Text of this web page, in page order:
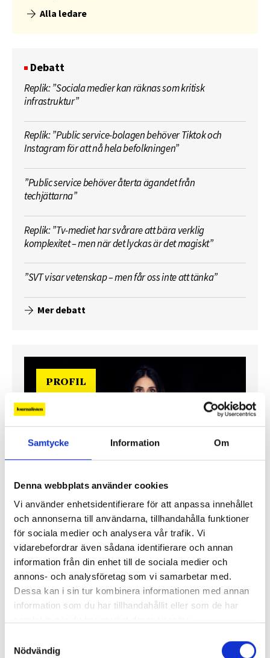
Samtycke Information Om
Denna webbplats använder cookies
Vi använder enhetsidentifierare för att anpassa innehållet
och annonserna till användarna, tillhandahålla funktioner
för sociala medier och analysera vår trafik. Vi
vidarebefordrar även sådana identifierare och annan
information från din enhet till de sociala medier och
annons- och analysföretag som vi samarbetar med.
Dessa kan i sin tur kombinera informationen med annan
information som du har tillhandahållit eller som de har
Nödvändig
Alla ledare
Debatt
Replik: ”Sociala medier kan räknas som kritisk
infrastruktur”
Replik: ”Public service-bolagen behöver Tiktok och
Instagram för att nå hela befolkningen”
”Public service behöver återta ägandet från
techjättarna”
Replik: ”Tv-mediet har svårare att bära verklig
komplexitet – men när det lyckas är det magiskt”
”SVT visar vetenskap – men får oss inte att tänka”
Mer debatt
PROFIL
”Jag vill att Mellanöstern ska
kännas nära”
Gilda Hamidi-Nia
Fler profiler